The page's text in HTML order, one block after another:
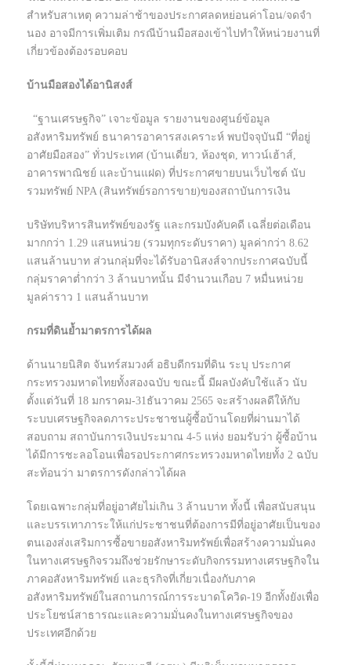
สำหรับสาเหตุ ความล่าช้าของประกาศลดหย่อนค่าโอน/จดจำ
นอง อาจมีการเพิ่มเติม กรณีบ้านมือสองเข้าไปทำให้หน่วยงานที่
เกี่ยวข้องต้องรอบคอบ
บ้านมือสองได้อานิสงส์
“ฐานเศรษฐกิจ” เจาะข้อมูล รายงานของศูนย์ข้อมูล
อสังหาริมทรัพย์ ธนาคารอาคารสงเคราะห์ พบปัจจุบันมี “ที่อยู่
อาศัยมือสอง” ทั่วประเทศ (บ้านเดี่ยว, ห้องชุด, ทาวน์เฮ้าส์,
อาคารพาณิชย์ และบ้านแฝด) ที่ประกาศขายบนเว็บไซต์ นับ
รวมทรัพย์ NPA (สินทรัพย์รอการขาย)ของสถาบันการเงิน
บริษัทบริหารสินทรัพย์ของรัฐ และกรมบังคับคดี เฉลี่ยต่อเดือน
มากกว่า 1.29 แสนหน่วย (รวมทุกระดับราคา) มูลค่ากว่า 8.62
แสนล้านบาท ส่วนกลุ่มที่จะได้รับอานิสงส์จากประกาศฉบับนี้
กลุ่มราคาต่ำกว่า 3 ล้านบาทนั้น มีจำนวนเกือบ 7 หมื่นหน่วย
มูลค่าราว 1 แสนล้านบาท
กรมที่ดินย้ำมาตรการได้ผล
ด้านนายนิสิต จันทร์สมวงศ์ อธิบดีกรมที่ดิน ระบุ ประกาศ
กระทรวงมหาดไทยทั้งสองฉบับ ขณะนี้ มีผลบังคับใช้แล้ว นับ
ตั้งแต่วันที่ 18 มกราคม-31ธันวาคม 2565 จะสร้างผลดีให้กับ
ระบบเศรษฐกิจลดภาระประชาชนผู้ซื้อบ้านโดยที่ผ่านมาได้
สอบถาม สถาบันการเงินประมาณ 4-5 แห่ง ยอมรับว่า ผู้ซื้อบ้าน
ได้มีการชะลอโอนเพื่อรอประกาศกระทรวงมหาดไทยทั้ง 2 ฉบับ
สะท้อนว่า มาตรการดังกล่าวได้ผล
โดยเฉพาะกลุ่มที่อยู่อาศัยไม่เกิน 3 ล้านบาท ทั้งนี้ เพื่อสนับสนุน
และบรรเทาภาระให้แก่ประชาชนที่ต้องการมีที่อยู่อาศัยเป็นของ
ตนเองส่งเสริมการซื้อขายอสังหาริมทรัพย์เพื่อสร้างความมั่นคง
ในทางเศรษฐกิจรวมถึงช่วยรักษาระดับกิจกรรมทางเศรษฐกิจใน
ภาคอสังหาริมทรัพย์ และธุรกิจที่เกี่ยวเนื่องกับภาค
อสังหาริมทรัพย์ในสถานการณ์การระบาดโควิด-19 อีกทั้งยังเพื่อ
ประโยชน์สาธารณะและความมั่นคงในทางเศรษฐกิจของ
ประเทศอีกด้วย